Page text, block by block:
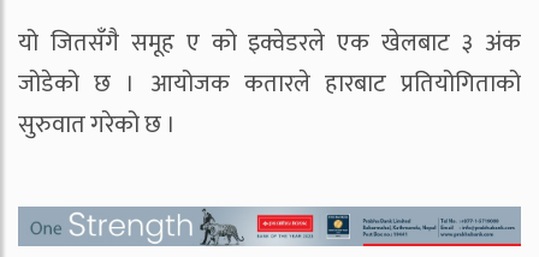
यो जितसँगै समूह ए को इक्वेडरले एक खेलबाट ३ अंक
जोडेको छ । आयोजक कतारले हारबाट प्रतियोगिताको
सुरुवात गरेको छ ।